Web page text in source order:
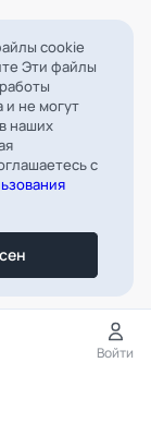
Войти
cookie
Эти файлы
и не могут
наших
с